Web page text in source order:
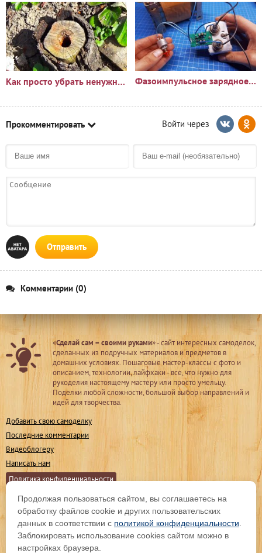
Как просто убрать ненужный пень?🪵 Фазоимпульсное зарядное устройство своими руками
Прокомментировать
Отправить
Комментарии (0)
«Сделай сам – своими руками» - сайт интересных самоделок,
сделанных из подручных материалов и предметов в
домашних условиях. Пошаговые мастер-классы с фото и
описанием, технологии, лайфхаки - все, что нужно для
рукоделия настоящему мастеру или просто умельцу.
Поделки любой сложности, большой выбор направлений и
идей для творчества.
Добавить свою самоделку
Последние комментарии
Видеоблогеру
Написать нам
Политика конфиденциальности
Мы в соц. сетях
Подпишитесь на обновления
Продолжая пользоваться сайтом, вы соглашаетесь на
обработку файлов cookie и других пользовательских
данных в соответствии с политикой конфиденциальности
Заблокировать использование cookies сайтом можно в
настройках браузера.